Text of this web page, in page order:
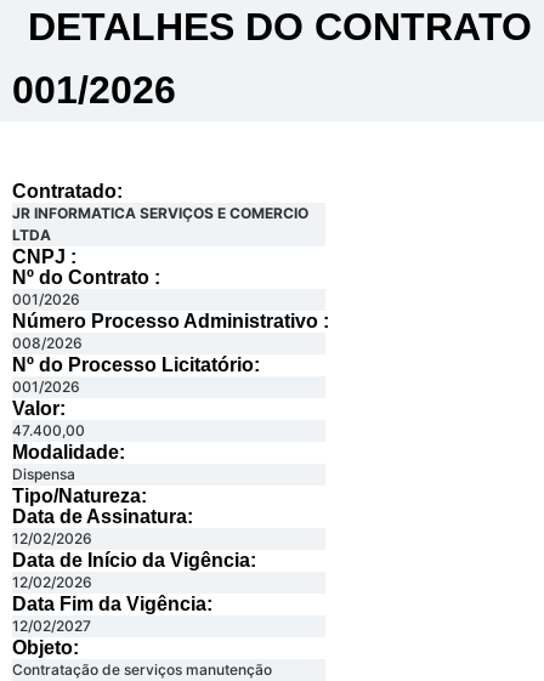
DETALHES DO CONTRATO​
001/2026
Contratado:
JR INFORMATICA SERVIÇOS E COMERCIO
LTDA
CNPJ :
Nº do Contrato :
001/2026
Número Processo Administrativo :
008/2026
Nº do Processo Licitatório:
001/2026
Valor:
47.400,00
Modalidade:
Dispensa
Tipo/Natureza:
Data de Assinatura:
12/02/2026
Data de Início da Vigência:
12/02/2026
Data Fim da Vigência:
12/02/2027
Objeto:
Contratação de serviços manutenção